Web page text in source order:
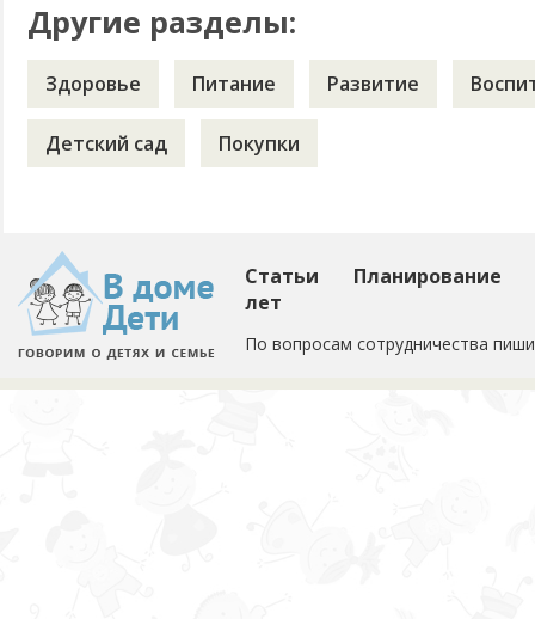
Другие разделы:
Здоровье Питание Развитие
Детский сад Покупки
Статьи
Планирование
лет
По вопросам сотрудничества